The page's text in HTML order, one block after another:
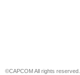
©CAPCOM All rights reserved.